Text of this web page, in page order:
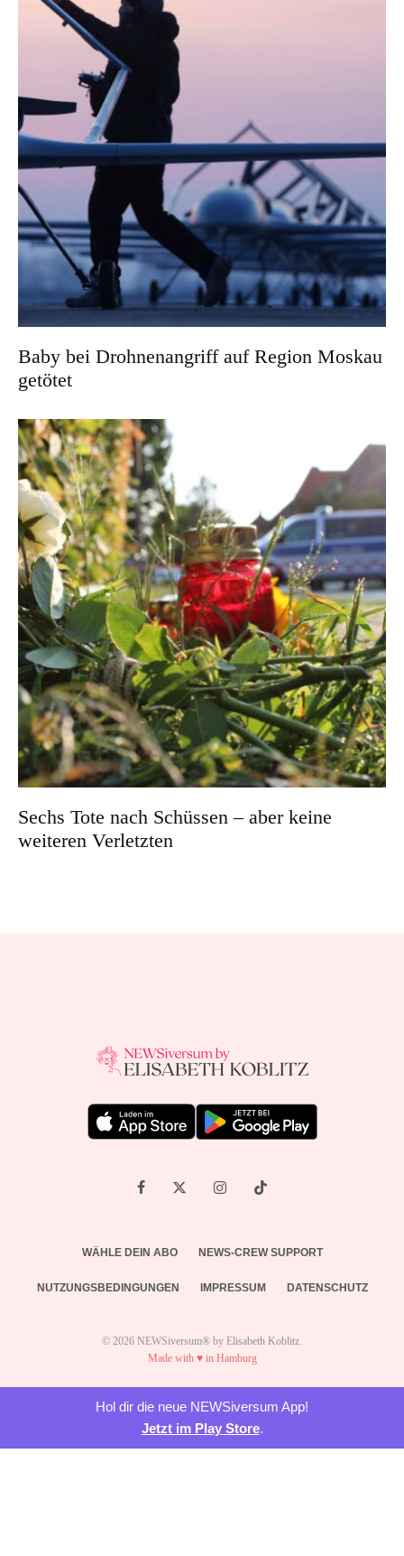
Baby bei Drohnenangriff auf Region Moskau
getötet
Sechs Tote nach Schüssen – aber keine
weiteren Verletzten
WÄHLE DEIN ABO NEWS-CREW SUPPORT
NUTZUNGSBEDINGUNGEN IMPRESSUM DATENSCHUTZ
© 2026 NEWSiversum® by Elisabeth Koblitz.
Made with ♥ in Hamburg
Hol dir die neue NEWSiversum App!
Jetzt im Play Store.